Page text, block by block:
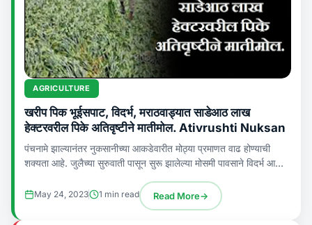
AGRICULTURE
खरीप पिक भूईसपाट, विदर्भ, मराठवाड्यात साडेआठ लाख
हेक्टरवरील पिके अतिवृष्टीने मातीमोल. Ativrushti Nuksan
पंचनामे झाल्यानंतर नुकसानीच्या आकडेवारीत मोठ्या प्रमाणत वाढ होण्याची
शक्यता आहे. जुलैच्या सुरुवाती पासून सुरू झालेल्या मोसमी पावसाने विदर्भ आणि
May 24, 2023 1 min read Read More→